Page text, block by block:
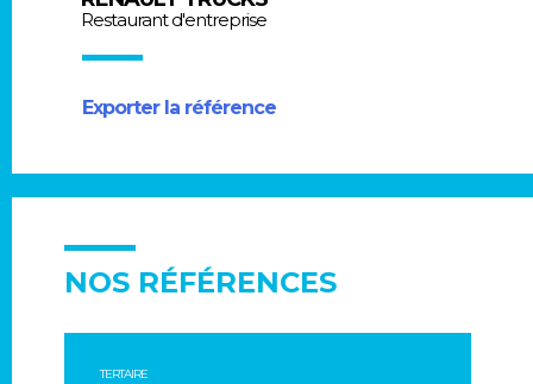
Restaurant d'entreprise
Exporter la référence
NOS RÉFÉRENCES
TERTAIRE